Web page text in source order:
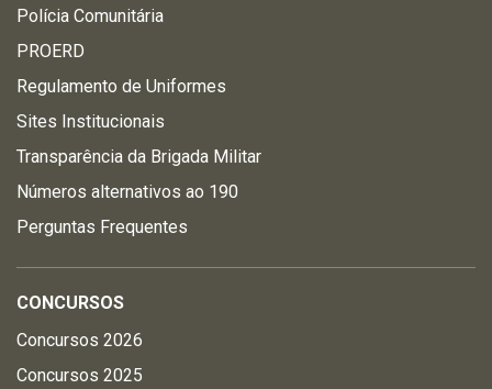
Polícia Comunitária
PROERD
Regulamento de Uniformes
Sites Institucionais
Transparência da Brigada Militar
Números alternativos ao 190
Perguntas Frequentes
CONCURSOS
Concursos 2026
Concursos 2025